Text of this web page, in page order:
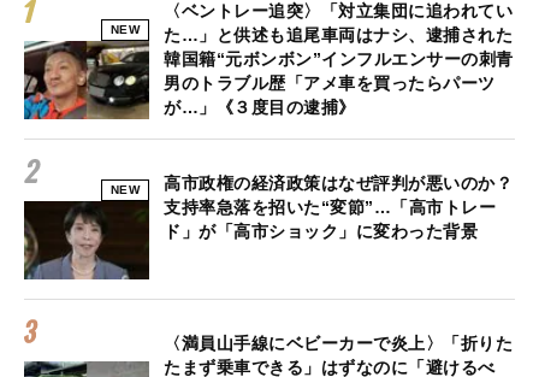
NEW
〈ベントレー追突〉「対立集団に追われてい
た…」と供述も追尾車両はナシ、逮捕された
韓国籍“元ボンボン”インフルエンサーの刺青
男のトラブル歴「アメ車を買ったらパーツ
が…」《３度目の逮捕》
NEW
高市政権の経済政策はなぜ評判が悪いのか？
支持率急落を招いた“変節”…「高市トレー
ド」が「高市ショック」に変わった背景
〈満員山手線にベビーカーで炎上〉「折りた
たまず乗車できる」はずなのに「避けるべ